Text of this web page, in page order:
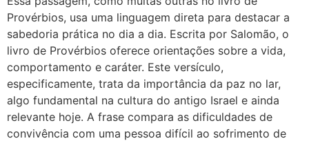
Provérbios, usa uma linguagem direta para destacar a
sabedoria prática no dia a dia. Escrita por Salomão, o
livro de Provérbios oferece orientações sobre a vida,
comportamento e caráter. Este versículo,
especificamente, trata da importância da paz no lar,
algo fundamental na cultura do antigo Israel e ainda
relevante hoje. A frase compara as dificuldades de
convivência com uma pessoa difícil ao sofrimento de